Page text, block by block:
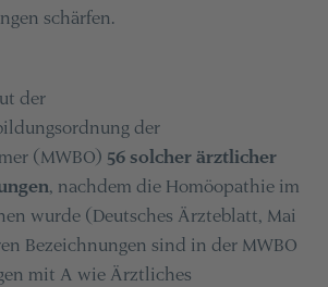
schärfen.
der
der
(MWBO) 56 solcher ärztlicher
, nachdem die Homöopathie im
wurde (Deutsches Ärzteblatt, Mai
Bezeichnungen sind in der MWBO
mit A wie Ärztliches